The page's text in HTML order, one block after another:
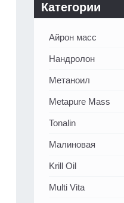
Категории
Айрон масс
Нандролон
Метаноил
Metapure Mass
Tonalin
Малиновая
Krill Oil
Multi Vita